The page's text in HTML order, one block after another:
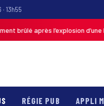
13h55
l’explosion d’une balle
RÉGIE PUB APPLI